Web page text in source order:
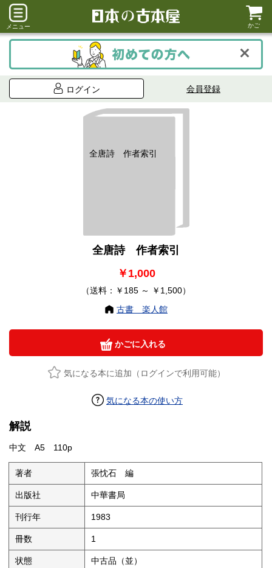
メニュー かご
ログイン 会員登録
全唐詩 作者索引
全唐詩 作者索引
￥1,000
（送料：￥185 ～ ￥1,500）
古書 楽人館
かごに入れる
気になる本に追加（ログインで利用可能）
気になる本の使い方
解説
中文 A5 110p
著者 張忱石 編
出版社 中華書局
刊行年 1983
冊数 1
状態 中古品（並）